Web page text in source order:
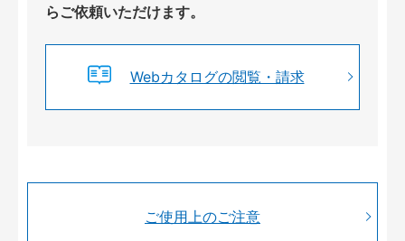
らご依頼いただけます。
Webカタログの閲覧・請求
ご使用上のご注意